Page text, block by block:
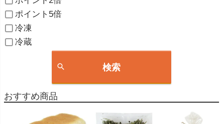
ポイント5倍
冷凍
冷蔵
検索
おすすめ商品